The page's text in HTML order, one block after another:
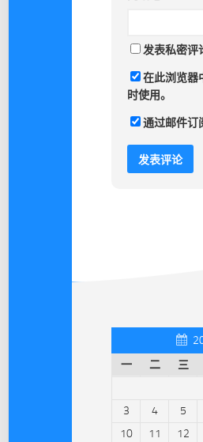
发表私密评
在此浏览器
时使用。
通过邮件订
一
二 三
3
4 5
10
11 12